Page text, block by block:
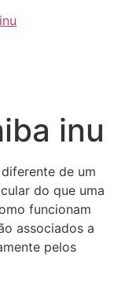
inu
de um
do que uma
funcionam
associados a
pelos